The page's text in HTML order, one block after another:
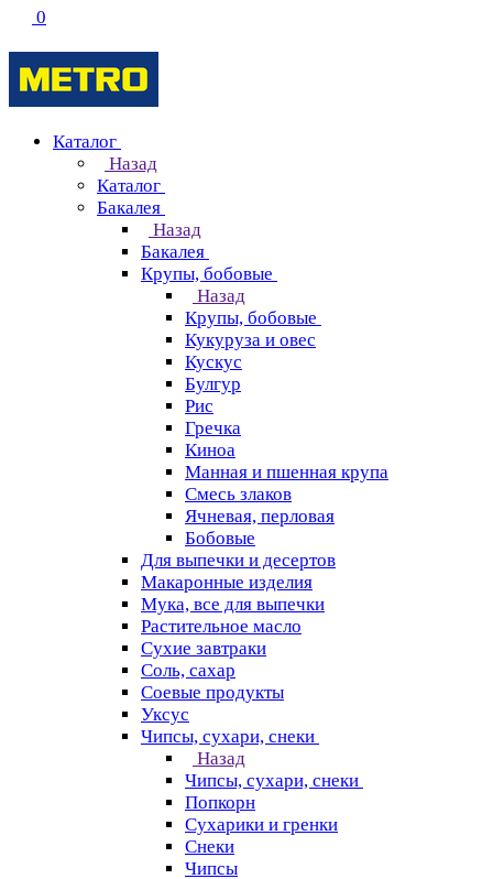
0
Каталог
Назад
Каталог
Бакалея
Назад
Бакалея
Крупы, бобовые
Назад
Крупы, бобовые
Кукуруза и овес
Кускус
Булгур
Рис
Гречка
Киноа
Манная и пшенная крупа
Смесь злаков
Ячневая, перловая
Бобовые
Для выпечки и десертов
Макаронные изделия
Мука, все для выпечки
Растительное масло
Сухие завтраки
Соль, сахар
Соевые продукты
Уксус
Чипсы, сухари, снеки
Назад
Чипсы, сухари, снеки
Попкорн
Сухарики и гренки
Снеки
Чипсы